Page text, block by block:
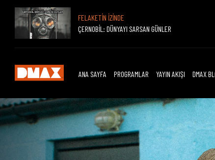
FELAKETİN İZİNDE
ÇERNOBİL: DÜNYAYI SARSAN GÜNLER
ANA SAYFA PROGRAMLAR YAYIN AKIŞI DMAX